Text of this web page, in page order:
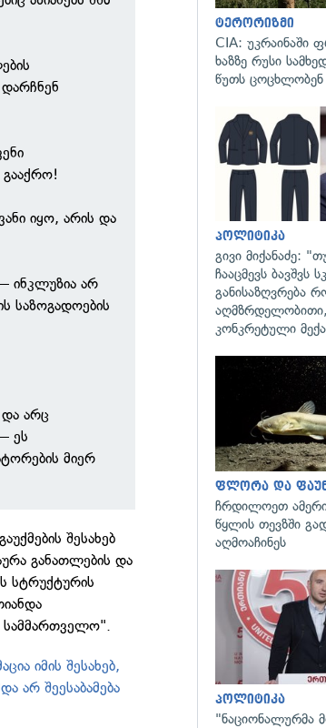
იყო, არის და
ინკლუზია არ
საზოგადოების
და არც
ეს
მიერ
შესახებ
განათლების და
სტრუქტურის
სამმართველო".
იმის შესახებ,
არ შეესაბამება
ტერორიზმი
CIA: უკრაინაში
ხაზზე რუსი
წუთს ცოცხლობენ
პოლიტიკა
გივი მიქანაძე:
ჩააცმევს
განისაზღვრება
კონკრეტული
ფლორა და
ჩრდილოეთ
წყლის თევზში
აღმოაჩინეს
პოლიტიკა
"ნაციონალურმა